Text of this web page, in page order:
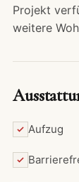
Projekt
weitere
Aufzug